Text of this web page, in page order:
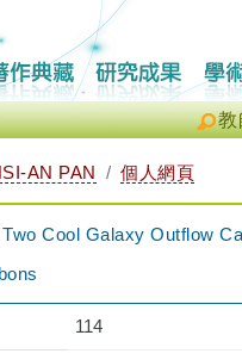
教
AN PAN 個人網頁
Cool Galaxy Outflow
114